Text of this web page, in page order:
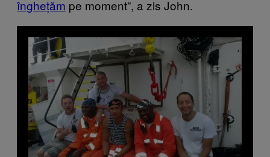
înghețăm pe moment”, a zis John.